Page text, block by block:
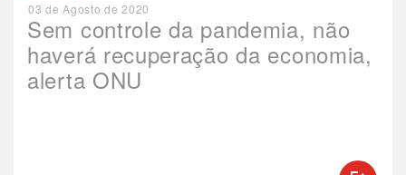
Sem controle da pandemia, não
haverá recuperação da economia,
alerta ONU
03 de Agosto de 2020